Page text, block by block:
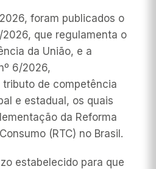
foram publicados o
2026, que regulamenta o
da União, e a
6/2026,
de competência
e estadual, os quais
da Reforma
(RTC) no Brasil.
estabelecido para que